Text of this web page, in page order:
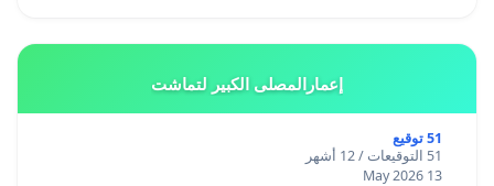
إعمارالمصلى الكبير لتماشت
51 توقيع
51 التوقيعات / 12 أشهر
13 May 2026